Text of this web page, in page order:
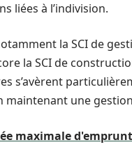
liées à l’indivision.
la SCI de
la SCI de
s’avèrent
une
maximale